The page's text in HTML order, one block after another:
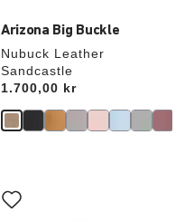
Arizona Big Buckle
Nubuck Leather
Sandcastle
Price:
1.700,00 kr
med
swatch-